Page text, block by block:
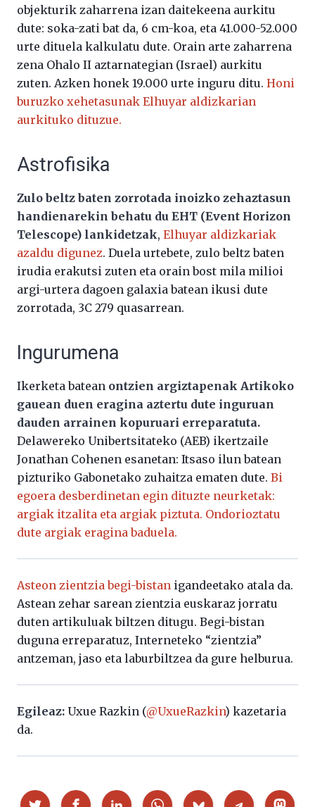
objekturik zaharrena izan daitekeena aurkitu
dute: soka-zati bat da, 6 cm-koa, eta 41.000-52.000
urte dituela kalkulatu dute. Orain arte zaharrena
zena Ohalo II aztarnategian (Israel) aurkitu
zuten. Azken honek 19.000 urte inguru ditu. Honi
buruzko xehetasunak Elhuyar aldizkarian
aurkituko dituzue.
Astrofisika
Zulo beltz baten zorrotada inoizko zehaztasun
handienarekin behatu du EHT (Event Horizon
Telescope) lankidetzak, Elhuyar aldizkariak
azaldu digunez. Duela urtebete, zulo beltz baten
irudia erakutsi zuten eta orain bost mila milioi
argi-urtera dagoen galaxia batean ikusi dute
zorrotada, 3C 279 quasarrean.
Ingurumena
Ikerketa batean ontzien argiztapenak Artikoko
gauean duen eragina aztertu dute inguruan
dauden arrainen kopuruari erreparatuta.
Delawereko Unibertsitateko (AEB) ikertzaile
Jonathan Cohenen esanetan: Itsaso ilun batean
pizturiko Gabonetako zuhaitza ematen dute. Bi
egoera desberdinetan egin dituzte neurketak:
argiak itzalita eta argiak piztuta. Ondorioztatu
dute argiak eragina baduela.
Asteon zientzia begi-bistan igandeetako atala da.
Astean zehar sarean zientzia euskaraz jorratu
duten artikuluak biltzen ditugu. Begi-bistan
duguna erreparatuz, Interneteko “zientzia”
antzeman, jaso eta laburbiltzea da gure helburua.
Egileaz: Uxue Razkin (@UxueRazkin) kazetaria
da.
Partekatu